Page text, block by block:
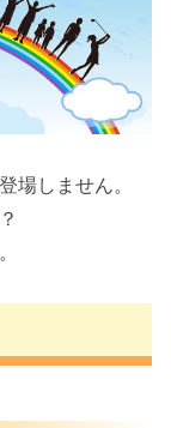
場しません。